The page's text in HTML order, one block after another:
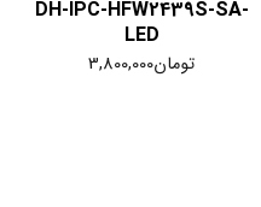
DH-IPC-HFW2439S-SA-
LED
تومان3,800,000